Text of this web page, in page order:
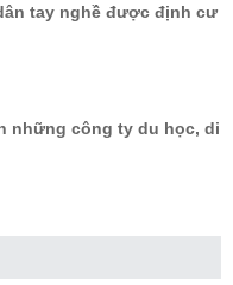
tay nghề được định cư
những công ty du học, di